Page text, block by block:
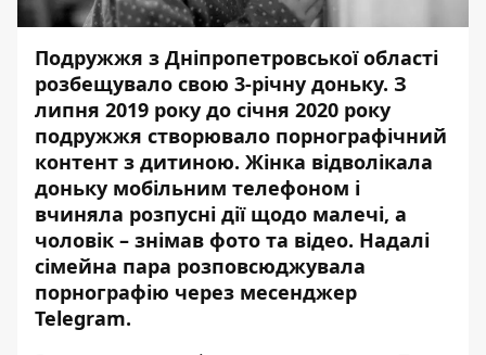
Подружжя з Дніпропетровської області
розбещувало свою 3-річну доньку. З
липня 2019 року до січня 2020 року
подружжя створювало порнографічний
контент з дитиною. Жінка відволікала
доньку мобільним телефоном і
вчиняла розпусні дії щодо малечі, а
чоловік – знімав фото та відео. Надалі
сімейна пара розповсюджувала
порнографію через месенджер
Telegram.